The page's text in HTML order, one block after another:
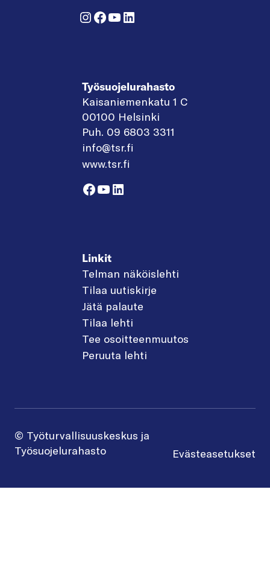
Instagram
Facebook
YouTube
LinkedIn
Työsuojelurahasto
Kaisaniemenkatu 1 C
00100 Helsinki
Puh. 09 6803 3311
info@tsr.fi
www.tsr.fi
Facebook
YouTube
LinkedIn
Linkit
Telman näköislehti
Tilaa uutiskirje
Jätä palaute
Tilaa lehti
Tee osoitteenmuutos
Peruuta lehti
© Työturvallisuuskeskus ja
Työsuojelurahasto
Evästeasetukset